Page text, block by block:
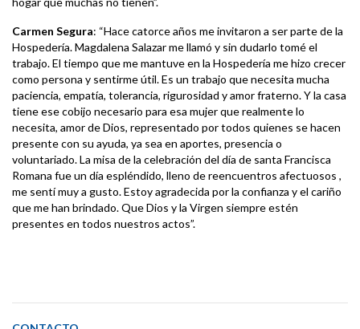
Carmen Segura: “Hace catorce años me invitaron a ser parte de la
Hospedería. Magdalena Salazar me llamó y sin dudarlo tomé el
trabajo. El tiempo que me mantuve en la Hospedería me hizo crecer
como persona y sentirme útil. Es un trabajo que necesita mucha
paciencia, empatía, tolerancia, rigurosidad y amor fraterno. Y la casa
tiene ese cobijo necesario para esa mujer que realmente lo
necesita, amor de Dios, representado por todos quienes se hacen
presente con su ayuda, ya sea en aportes, presencia o
voluntariado. La misa de la celebración del día de santa Francisca
Romana fue un día espléndido, lleno de reencuentros afectuosos ,
me sentí muy a gusto. Estoy agradecida por la confianza y el cariño
que me han brindado. Que Dios y la Virgen siempre estén
presentes en todos nuestros actos”.